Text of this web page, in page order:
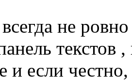
не
текстов
и если